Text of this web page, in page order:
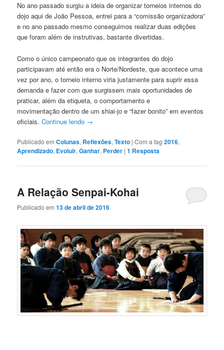
No ano passado surgiu a ideia de organizar torneios internos do
dojo aqui de João Pessoa, entrei para a “comissão organizadora”
e no ano passado mesmo conseguimos realizar duas edições
que foram além de instrutivas, bastante divertidas.
Como o único campeonato que os integrantes do dojo
participavam até então era o Norte/Nordeste, que acontece uma
vez por ano, o torneio interno viria justamente para suprir essa
demanda e fazer com que surgissem mais oportunidades de
praticar, além da etiqueta, o comportamento e
movimentação dentro de um shiai-jo e “fazer bonito” em eventos
oficiais.Continue lendo →
Publicado em Colunas, Reflexões,Texto |Com a tag2016,
Aprendizado, Evoluir,Ganhar, Perder |1 Resposta
A Relação Senpai-Kohai
Publicado em13 de abril de 2016